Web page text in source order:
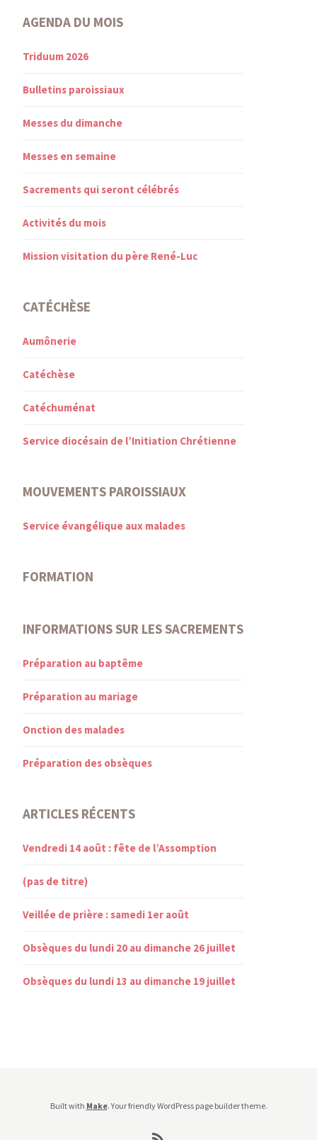
AGENDA DU MOIS
Triduum 2026
Bulletins paroissiaux
Messes du dimanche
Messes en semaine
Sacrements qui seront célébrés
Activités du mois
Mission visitation du père René-Luc
CATÉCHÈSE
Aumônerie
Catéchèse
Catéchuménat
Service diocésain de l’Initiation Chrétienne
MOUVEMENTS PAROISSIAUX
Service évangélique aux malades
FORMATION
INFORMATIONS SUR LES SACREMENTS
Préparation au baptême
Préparation au mariage
Onction des malades
Préparation des obsèques
ARTICLES RÉCENTS
Vendredi 14 août : fête de l’Assomption
(pas de titre)
Veillée de prière : samedi 1er août
Obsèques du lundi 20 au dimanche 26 juillet
Obsèques du lundi 13 au dimanche 19 juillet
Built with Make. Your friendly WordPress page builder theme.